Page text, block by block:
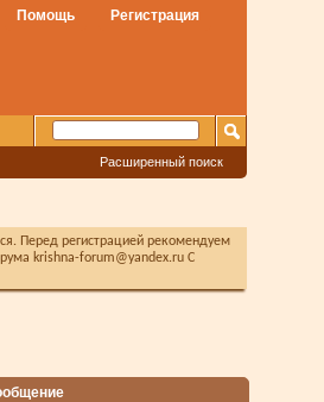
Регистрация
Помощь
Расширенный поиск
Перед регистрацией рекомендуем
krishna-forum@yandex.ru С